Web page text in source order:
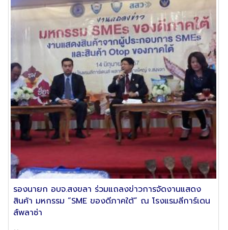
รองนายก อบจ.สงขลา ร่วมแถลงข่าวการจัดงานแสดง
สินค้า มหกรรม “SME ของดีภาคใต้” ณ โรงแรมลีการ์เดน
ส์พลาซ่า